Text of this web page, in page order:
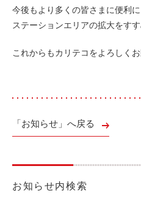
よくある質問
法人のお客様
利用シーン
よくある質問
今後もより多くの皆さまに便利
ステーションエリアの拡大をすす
これからもカリテコをよろしくお
「お知らせ」へ戻る
お知らせ内検索